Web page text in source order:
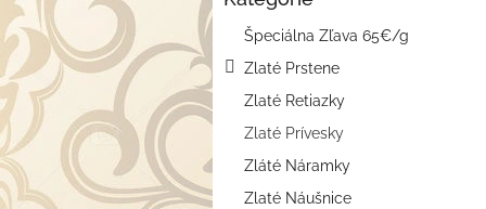
p
a
e
l
Špeciálna Zľava 65€/g
Zlaté Prstene
Zlaté Retiazky
Zlaté Prívesky
Zláté Náramky
Zlaté Náušnice